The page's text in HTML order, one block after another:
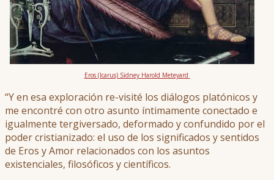
Eros (Icarus) Sidney Harold Meteyard
“Y en esa exploración re-visité los diálogos platónicos y
me encontré con otro asunto íntimamente conectado e
igualmente tergiversado, deformado y confundido por el
poder cristianizado: el uso de los significados y sentidos
de Eros y Amor relacionados con los asuntos
existenciales, filosóficos y científicos.